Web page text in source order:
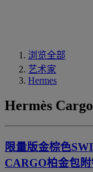
浏览全部
艺术家
Hermes
Hermès
限量版金棕色
CARGO柏金包